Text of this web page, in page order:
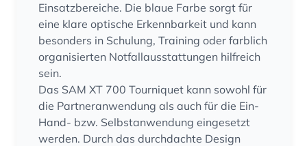
Einsatzbereiche. Die blaue Farbe sorgt für
eine klare optische Erkennbarkeit und kann
besonders in Schulung, Training oder farblich
organisierten Notfallausstattungen hilfreich
sein.
Das SAM XT 700 Tourniquet kann sowohl für
die Partneranwendung als auch für die Ein-
Hand- bzw. Selbstanwendung eingesetzt
werden. Durch das durchdachte Design